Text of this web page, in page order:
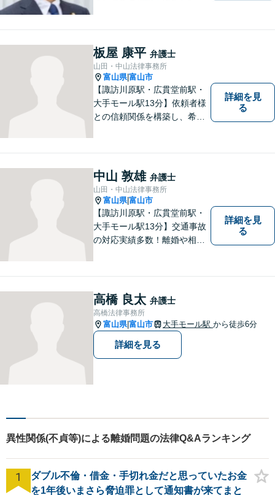
を解決するため、迅速かつ丁
寧にサポートいたします。
【夜間対応可能】
板屋 康平 弁護士
山田・中山法律事務所
富山県|富山市
【諏訪川原駅・広貫堂前駅・
大手モール駅13分】依頼者様
との信頼関係を構築し、希望
したことでも、ぜひお気軽に
ご相談ください。平日夜間相
談OK！【複数弁護士在籍】
詳細を見
る
中山 敦雄 弁護士
山田・中山法律事務所
富山県|富山市
【諏訪川原駅・広貫堂前駅・
大手モール駅13分】交通事故
の対応実績多数！離婚や相続
抱える前に、私と一緒に最善
策がないか考えてみません
か？【複数弁護士在籍】
詳細を見
る
高橋 良太 弁護士
高橋法律事務所
富山県|富山市 大手モール駅 から徒歩6分
詳細を見る
異性関係(不貞等)による離婚問題の法律Q&Aランキング
1
ダブル不倫・借金・手切れ金だと思っていたお金
を1年後いまさら脅迫罪として通知書が来てまと